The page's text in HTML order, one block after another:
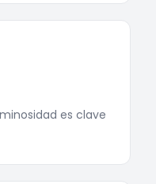
es clave